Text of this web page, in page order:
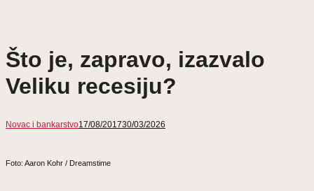
Što je, zapravo, izazvalo
Veliku recesiju?
Novac i bankarstvo17/08/201730/03/2026
Foto: Aaron Kohr / Dreamstime